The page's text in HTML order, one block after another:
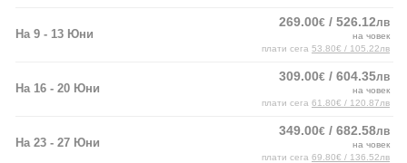
На 9 - 13 Юни
269.00€ / 526.12лв
на човек
плати сега 53.80€ / 105.22лв
На 16 - 20 Юни
309.00€ / 604.35лв
на човек
плати сега 61.80€ / 120.87лв
На 23 - 27 Юни
349.00€ / 682.58лв
на човек
плати сега 69.80€ / 136.52лв